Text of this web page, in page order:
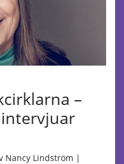
–
Nancy Lindström |